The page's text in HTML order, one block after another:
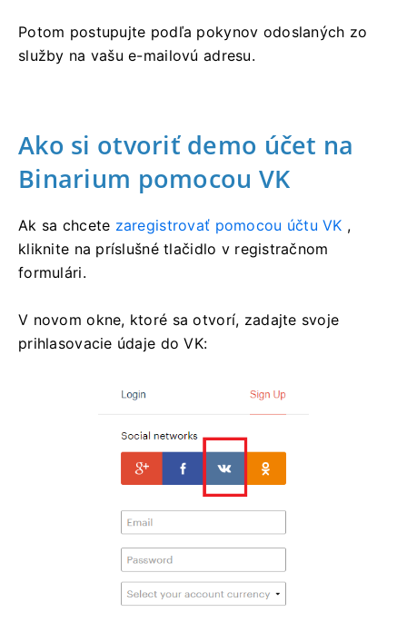
Potom postupujte podľa pokynov odoslaných zo
služby na vašu e-mailovú adresu.
Ako si otvoriť demo účet na
Binarium pomocou VK
Ak sa chcete zaregistrovať pomocou účtu VK ,
kliknite na príslušné tlačidlo v registračnom
formulári.
V novom okne, ktoré sa otvorí, zadajte svoje
prihlasovacie údaje do VK: